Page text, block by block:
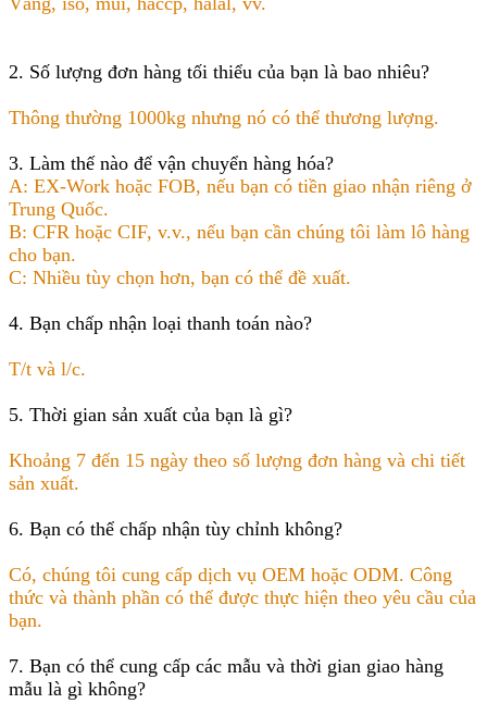
2. Số lượng đơn hàng tối thiểu của bạn là bao nhiêu?
Thông thường 1000kg nhưng nó có thể thương lượng.
3. Làm thế nào để vận chuyển hàng hóa?
A: EX-Work hoặc FOB, nếu bạn có tiền giao nhận riêng ở
Trung Quốc.
B: CFR hoặc CIF, v.v., nếu bạn cần chúng tôi làm lô hàng
cho bạn.
C: Nhiều tùy chọn hơn, bạn có thể đề xuất.
4. Bạn chấp nhận loại thanh toán nào?
T/t và l/c.
5. Thời gian sản xuất của bạn là gì?
Khoảng 7 đến 15 ngày theo số lượng đơn hàng và chi tiết
sản xuất.
6. Bạn có thể chấp nhận tùy chỉnh không?
Có, chúng tôi cung cấp dịch vụ OEM hoặc ODM. Công
thức và thành phần có thể được thực hiện theo yêu cầu của
bạn.
7. Bạn có thể cung cấp các mẫu và thời gian giao hàng
mẫu là gì không?